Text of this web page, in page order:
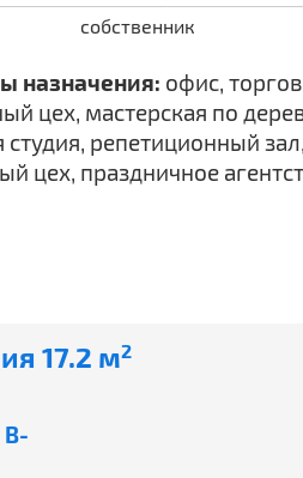
собственник
назначения: офис,
цех, мастерская по
студия, репетиционный
цех, праздничное
17.2 м2
B-